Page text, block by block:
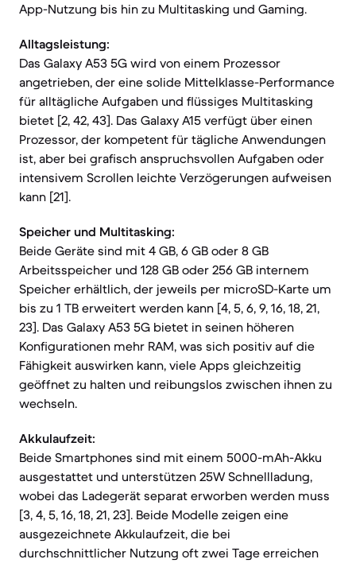
App-Nutzung bis hin zu Multitasking und Gaming.
Alltagsleistung:
Das Galaxy A53 5G wird von einem Prozessor
angetrieben, der eine solide Mittelklasse-Performance
für alltägliche Aufgaben und flüssiges Multitasking
bietet [2, 42, 43]. Das Galaxy A15 verfügt über einen
Prozessor, der kompetent für tägliche Anwendungen
ist, aber bei grafisch anspruchsvollen Aufgaben oder
intensivem Scrollen leichte Verzögerungen aufweisen
kann [21].
Speicher und Multitasking:
Beide Geräte sind mit 4 GB, 6 GB oder 8 GB
Arbeitsspeicher und 128 GB oder 256 GB internem
Speicher erhältlich, der jeweils per microSD-Karte um
bis zu 1 TB erweitert werden kann [4, 5, 6, 9, 16, 18, 21,
23]. Das Galaxy A53 5G bietet in seinen höheren
Konfigurationen mehr RAM, was sich positiv auf die
Fähigkeit auswirken kann, viele Apps gleichzeitig
geöffnet zu halten und reibungslos zwischen ihnen zu
wechseln.
Akkulaufzeit:
Beide Smartphones sind mit einem 5000-mAh-Akku
ausgestattet und unterstützen 25W Schnellladung,
wobei das Ladegerät separat erworben werden muss
[3, 4, 5, 16, 18, 21, 23]. Beide Modelle zeigen eine
ausgezeichnete Akkulaufzeit, die bei
durchschnittlicher Nutzung oft zwei Tage erreichen